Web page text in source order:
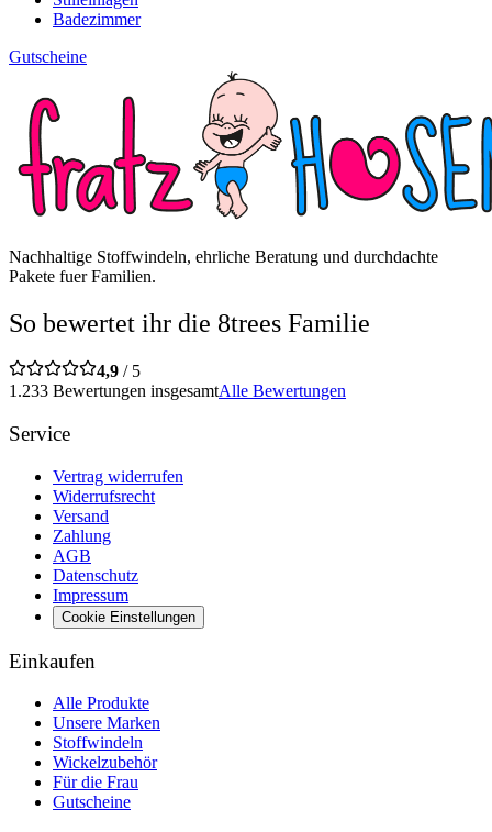
Badezimmer
Gutscheine
Nachhaltige Stoffwindeln, ehrliche Beratung und durchdachte
Pakete fuer Familien.
So bewertet ihr die 8trees Familie
4,9 / 5
1.233 Bewertungen insgesamtAlle Bewertungen
Service
Vertrag widerrufen
Widerrufsrecht
Versand
Zahlung
AGB
Datenschutz
Impressum
Cookie Einstellungen
Einkaufen
Alle Produkte
Unsere Marken
Stoffwindeln
Wickelzubehör
Für die Frau
Gutscheine